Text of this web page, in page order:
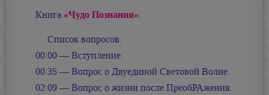
Книга «Чудо Познания».
Список вопросов.
00:00 — Вступление.
00:35 — Вопрос о Двуединой Световой Волне.
02:09 — Вопрос о жизни после ПреобРАжения.